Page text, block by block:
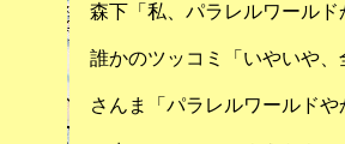
森下「私、パラレルワールド
誰かのツッコミ「いやいや、
さんま「パラレルワールドや